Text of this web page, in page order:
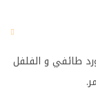
طائفي و الفلفل